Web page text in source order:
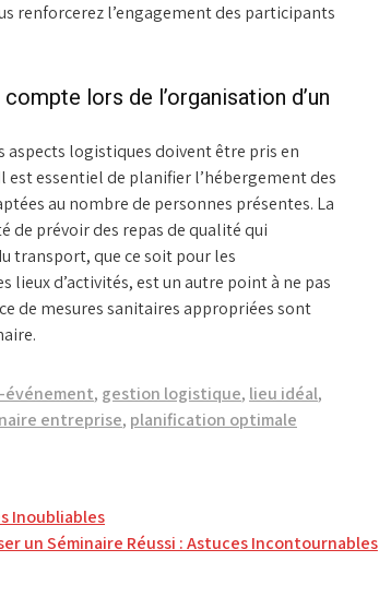
renforcerez l’engagement des participants
lors de l’organisation d’un
aspects logistiques doivent être pris en
essentiel de planifier l’hébergement des
au nombre de personnes présentes. La
de prévoir des repas de qualité qui
transport, que ce soit pour les
d’activités, est un autre point à ne pas
de mesures sanitaires appropriées sont
, gestion logistique, lieu idéal,
entreprise, planification optimale
Inoubliables
un Séminaire Réussi : Astuces Incontournables